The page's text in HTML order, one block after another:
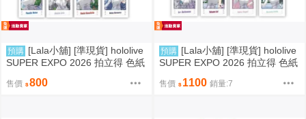
預購 [Lala小舖] [準現貨] hololive
SUPER EXPO 2026 拍立得 色紙
ya Reine Zeta Kaela Kobo
售價 800
預購 [Lala小舖] [準現貨] hololive
SUPER EXPO 2026 拍立得 色紙
鈴音音 獅白牡丹 尾丸波爾卡 拉
售價 1100 銷量:7